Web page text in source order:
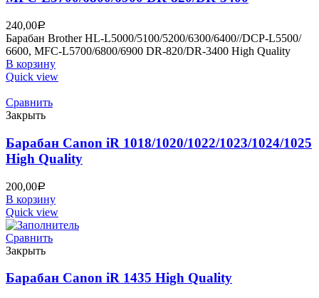
240,00Р
Барабан Brother HL-L5000/5100/5200/6300/6400//DCP-L5500/
6600, MFC-L5700/6800/6900 DR-820/DR-3400 High Quality
В корзину
Quick view
Сравнить
Закрыть
Барабан Canon iR 1018/1020/1022/1023/1024/1025
High Quality
200,00Р
В корзину
Quick view
Сравнить
Закрыть
Барабан Canon iR 1435 High Quality